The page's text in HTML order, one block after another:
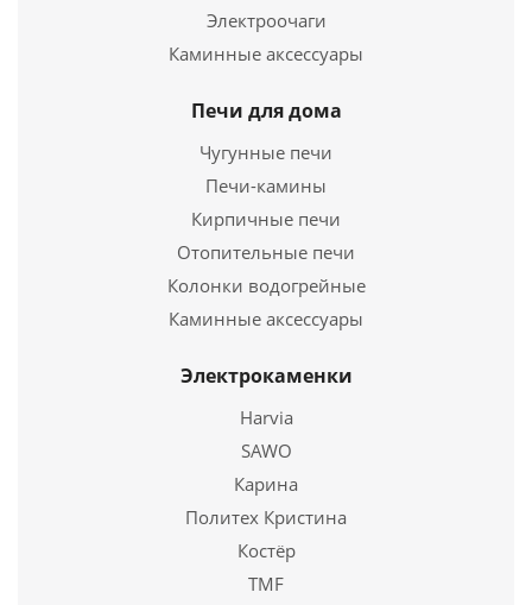
(ДТ-3)
25 740руб.
Электроочаги
Каминные аксессуары
Печи для дома
Чугунные печи
Печи-камины
Кирпичные печи
Отопительные печи
Колонки водогрейные
Каминные аксессуары
Электрокаменки
Harvia
SAWO
Карина
Политех Кристина
Костёр
TMF